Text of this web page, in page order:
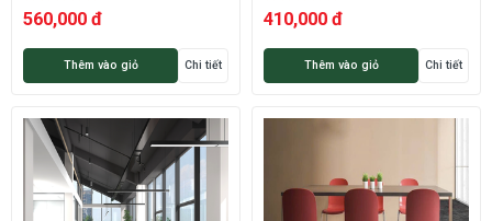
560,000 đ
Thêm vào giỏ Chi tiết
410,000 đ
Thêm vào giỏ Chi tiết